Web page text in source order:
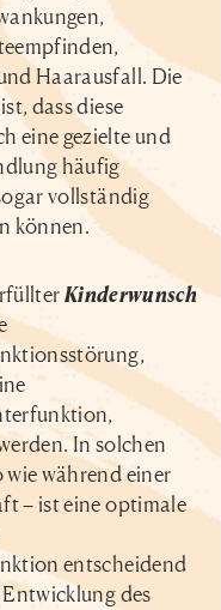
Haarausfall. Die
dass diese
eine gezielte und
häufig
vollständig
können.
Kinderwunsch
In solchen
wie während einer
– ist eine optimale
entscheidend
des